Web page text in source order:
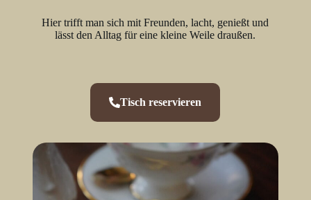
Hier trifft man sich mit Freunden, lacht, genießt und
lässt den Alltag für eine kleine Weile draußen.
Tisch reservieren